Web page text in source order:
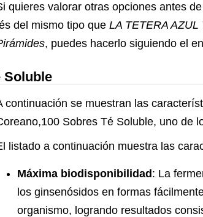
quieres valorar otras opciones antes
del mismo tipo que LA TETERA
, puedes hacerlo siguiendo el
Soluble
continuación se muestran las
Sobres Té Soluble, uno de
listado a continuación muestra las
Máxima biodisponibilidad : La
los ginsenósidos en formas
organismo, logrando resultados